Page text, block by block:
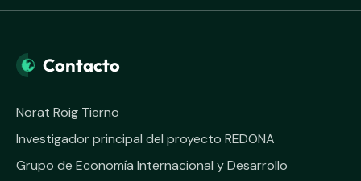
Contacto
Norat Roig Tierno
Investigador principal del proyecto REDONA
Grupo de Economía Internacional y Desarrollo